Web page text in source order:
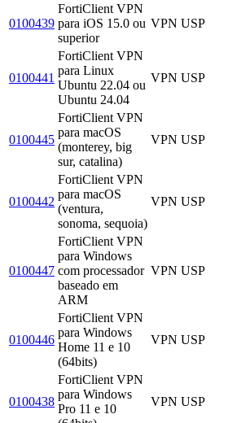
0100439
FortiClient VPN
para iOS 15.0 ou
superior
VPN USP
0100441
FortiClient VPN
para Linux
Ubuntu 22.04 ou
Ubuntu 24.04
VPN USP
0100445
FortiClient VPN
para macOS
(monterey, big
sur, catalina)
VPN USP
0100442
FortiClient VPN
para macOS
(ventura,
sonoma, sequoia)
VPN USP
0100447
FortiClient VPN
para Windows
com processador
baseado em
ARM
VPN USP
0100446
FortiClient VPN
para Windows
Home 11 e 10
(64bits)
VPN USP
0100438
FortiClient VPN
para Windows
Pro 11 e 10
VPN USP